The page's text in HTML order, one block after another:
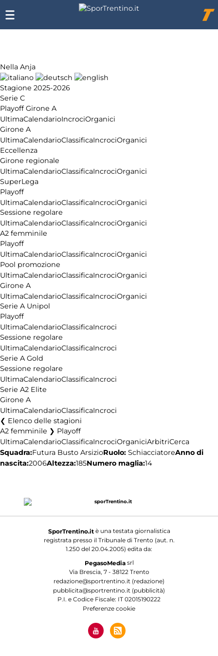
Nella Anja
Stagione 2025-2026
Serie C
Playoff Girone A
UltimaCalendarioIncrociOrganici
Girone A
UltimaCalendarioClassificaIncrociOrganici
Eccellenza
Girone regionale
UltimaCalendarioClassificaIncrociOrganici
SuperLega
Playoff
UltimaCalendarioClassificaIncrociOrganici
Sessione regolare
UltimaCalendarioClassificaIncrociOrganici
A2 femminile
Playoff
UltimaCalendarioClassificaIncrociOrganici
Pool promozione
UltimaCalendarioClassificaIncrociOrganici
Girone A
UltimaCalendarioClassificaIncrociOrganici
Serie A Unipol
Playoff
UltimaCalendarioClassificaIncroci
Sessione regolare
UltimaCalendarioClassificaIncroci
Serie A Gold
Sessione regolare
UltimaCalendarioClassificaIncroci
Serie A2 Elite
Girone A
UltimaCalendarioClassificaIncroci
Elenco delle stagioni
A2 femminile ❯ Playoff
UltimaCalendarioClassificaIncrociOrganiciArbitriCerca
Squadra:Futura Busto ArsizioRuolo: SchiacciatoreAnno di
nascita:2006Altezza:185Numero maglia:14
SporTrentino.itè una testata giornalistica
registrata presso il Tribunale di Trento (aut. n.
1.250 del 20.04.2005) edita da:
PegasoMediasrl
Via Brescia, 7 - 38122 Trento
redazione@sportrentino.it (redazione)
pubblicita@sportrentino.it (pubblicità)
P.I. e Codice Fiscale: IT 02015190222
Preferenze cookie
Chi
siamo
Affiliazione